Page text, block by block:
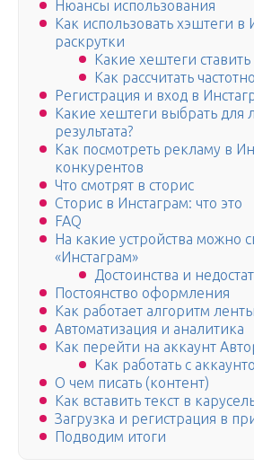
Нюансы использования
Как использовать хэштеги в
раскрутки
Какие хештеги ставить
Как рассчитать
Регистрация и вход в
Какие хештеги выбрать для
результата?
Как посмотреть рекламу в
конкурентов
Что смотрят в сторис
Сторис в Инстаграм: что это
FAQ
На какие устройства можно
«Инстаграм»
Достоинства и
Постоянство оформления
Как работает алгоритм
Автоматизация и аналитика
Как перейти на аккаунт
Как работать с
О чем писать (контент)
Как вставить текст в
Загрузка и регистрация в
Подводим итоги